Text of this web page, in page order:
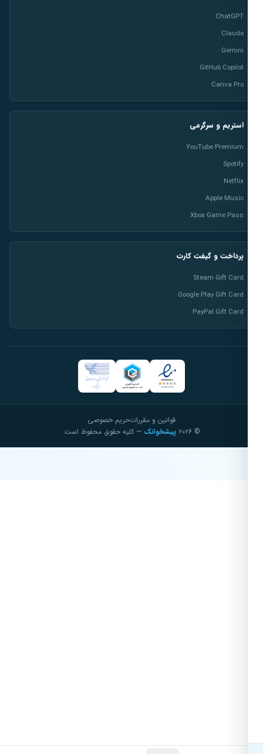
ChatGPT
Claude
Gemini
GitHub Copilot
Canva Pro
استریم و سرگرمی
YouTube Premium
Spotify
Netflix
Apple Music
Xbox Game Pass
پرداخت و گیفت کارت
Steam Gift Card
Google Play Gift Card
PayPal Gift Card
قوانین و مقرراتحریم خصوصی
پیشخوانک— کلیه حقوق محفوظ است.